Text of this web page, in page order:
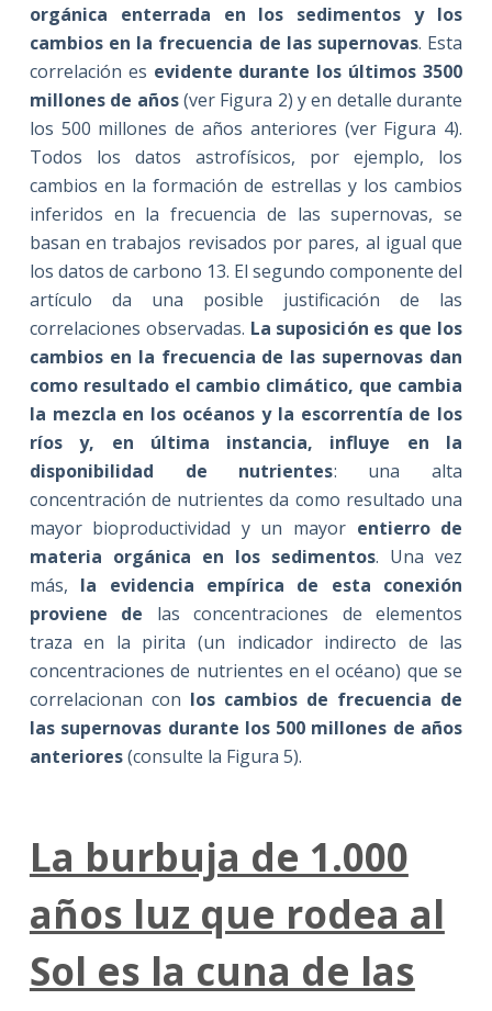
orgánica enterrada en los sedimentos y los
cambios en la frecuencia de las supernovas. Esta
correlación es evidente durante los últimos 3500
millones de años(ver Figura 2) y en detalle durante
los 500 millones de años anteriores (ver Figura 4).
Todos los datos astrofísicos, por ejemplo, los
cambios en la formación de estrellas y los cambios
inferidos en la frecuencia de las supernovas, se
basan en trabajos revisados por pares, al igual que
los datos de carbono 13. El segundo componente del
artículo da una posible justificación de las
correlaciones observadas. La suposición es que los
cambios en la frecuencia de las supernovas dan
como resultado el cambio climático, que cambia
la mezcla en los océanos y la escorrentía de los
ríos y, en última instancia, influye en la
disponibilidad de nutrientes: una alta
concentración de nutrientes da como resultado una
mayor bioproductividad y un mayor entierro de
materia orgánica en los sedimentos. Una vez
más, la evidencia empírica de esta conexión
proviene de las concentraciones de elementos
traza en la pirita (un indicador indirecto de las
concentraciones de nutrientes en el océano) que se
correlacionan con los cambios de frecuencia de
las supernovas durante los 500 millones de años
anteriores(consulte la Figura 5).
La burbuja de 1.000
años luz que rodea al
Sol es la cuna de las